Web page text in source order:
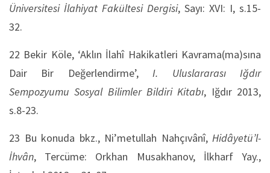
Üniversitesi İlahiyat Fakültesi Dergisi, Sayı: XVI: I, s.15-
32.
22 Bekir Köle, ‘Aklın İlahî Hakikatleri Kavrama(ma)sına
Dair Bir Değerlendirme’,I. Uluslararası Iğdır
Sempozyumu Sosyal Bilimler Bildiri Kitabı, Iğdır 2013,
s.8-23.
23 Bu konuda bkz., Ni’metullah Nahçıvânî, Hidâyetü’l-
İhvân, Tercüme: Orkhan Musakhanov, İlkharf Yay.,